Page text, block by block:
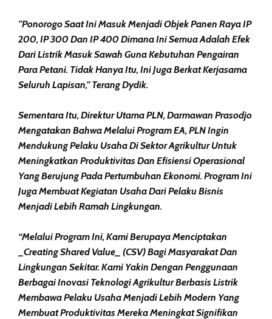
”Ponorogo Saat Ini Masuk Menjadi Objek Panen Raya IP
200, IP 300 Dan IP 400 Dimana Ini Semua Adalah Efek
Dari Listrik Masuk Sawah Guna Kebutuhan Pengairan
Para Petani. Tidak Hanya Itu, Ini Juga Berkat Kerjasama
Seluruh Lapisan,” Terang Dydik.
Sementara Itu, Direktur Utama PLN, Darmawan Prasodjo
Mengatakan Bahwa Melalui Program EA, PLN Ingin
Mendukung Pelaku Usaha Di Sektor Agrikultur Untuk
Meningkatkan Produktivitas Dan Efisiensi Operasional
Yang Berujung Pada Pertumbuhan Ekonomi. Program Ini
Juga Membuat Kegiatan Usaha Dari Pelaku Bisnis
Menjadi Lebih Ramah Lingkungan.
“Melalui Program Ini, Kami Berupaya Menciptakan
_Creating Shared Value_ (CSV) Bagi Masyarakat Dan
Lingkungan Sekitar. Kami Yakin Dengan Penggunaan
Berbagai Inovasi Teknologi Agrikultur Berbasis Listrik
Membawa Pelaku Usaha Menjadi Lebih Modern Yang
Membuat Produktivitas Mereka Meningkat Signifikan